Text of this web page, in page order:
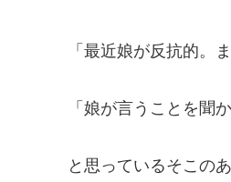
「最近娘が反抗的。
「娘が言うことを聞
と思っているそこのあ